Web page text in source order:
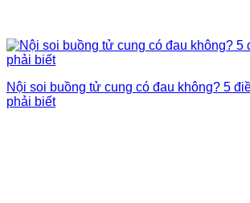
Nội soi buồng tử cung có đau không? 5
phải biết